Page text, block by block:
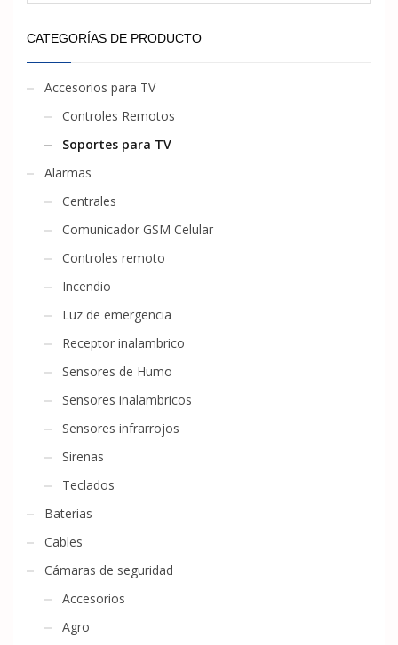
CATEGORÍAS DE PRODUCTO
Accesorios para TV
Controles Remotos
Soportes para TV
Alarmas
Centrales
Comunicador GSM Celular
Controles remoto
Incendio
Luz de emergencia
Receptor inalambrico
Sensores de Humo
Sensores inalambricos
Sensores infrarrojos
Sirenas
Teclados
Baterias
Cables
Cámaras de seguridad
Accesorios
Agro